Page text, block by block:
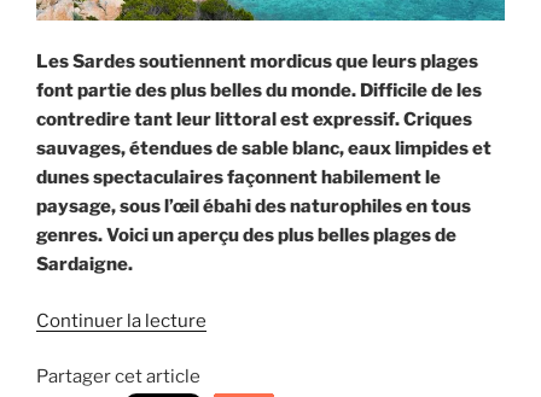
Les Sardes soutiennent mordicus que leurs plages
font partie des plus belles du monde. Difficile de les
contredire tant leur littoral est expressif. Criques
sauvages, étendues de sable blanc, eaux limpides et
dunes spectaculaires façonnent habilement le
paysage, sous l’œil ébahi des naturophiles en tous
genres. Voici un aperçu des plus belles plages de
Sardaigne.
Continuer la lecture
Partager cet article